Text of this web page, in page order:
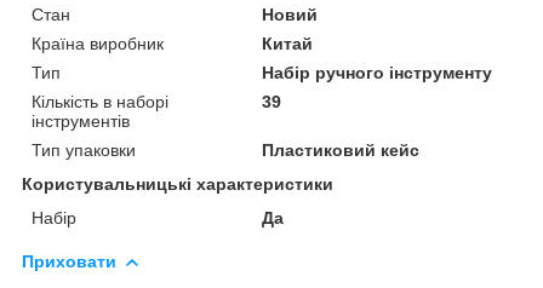
Стан
Новий
Країна виробник
Китай
Тип
Набір ручного інструменту
Кількість в наборі
інструментів
39
Тип упаковки
Пластиковий кейс
Користувальницькі характеристики
Набір
Да
Приховати